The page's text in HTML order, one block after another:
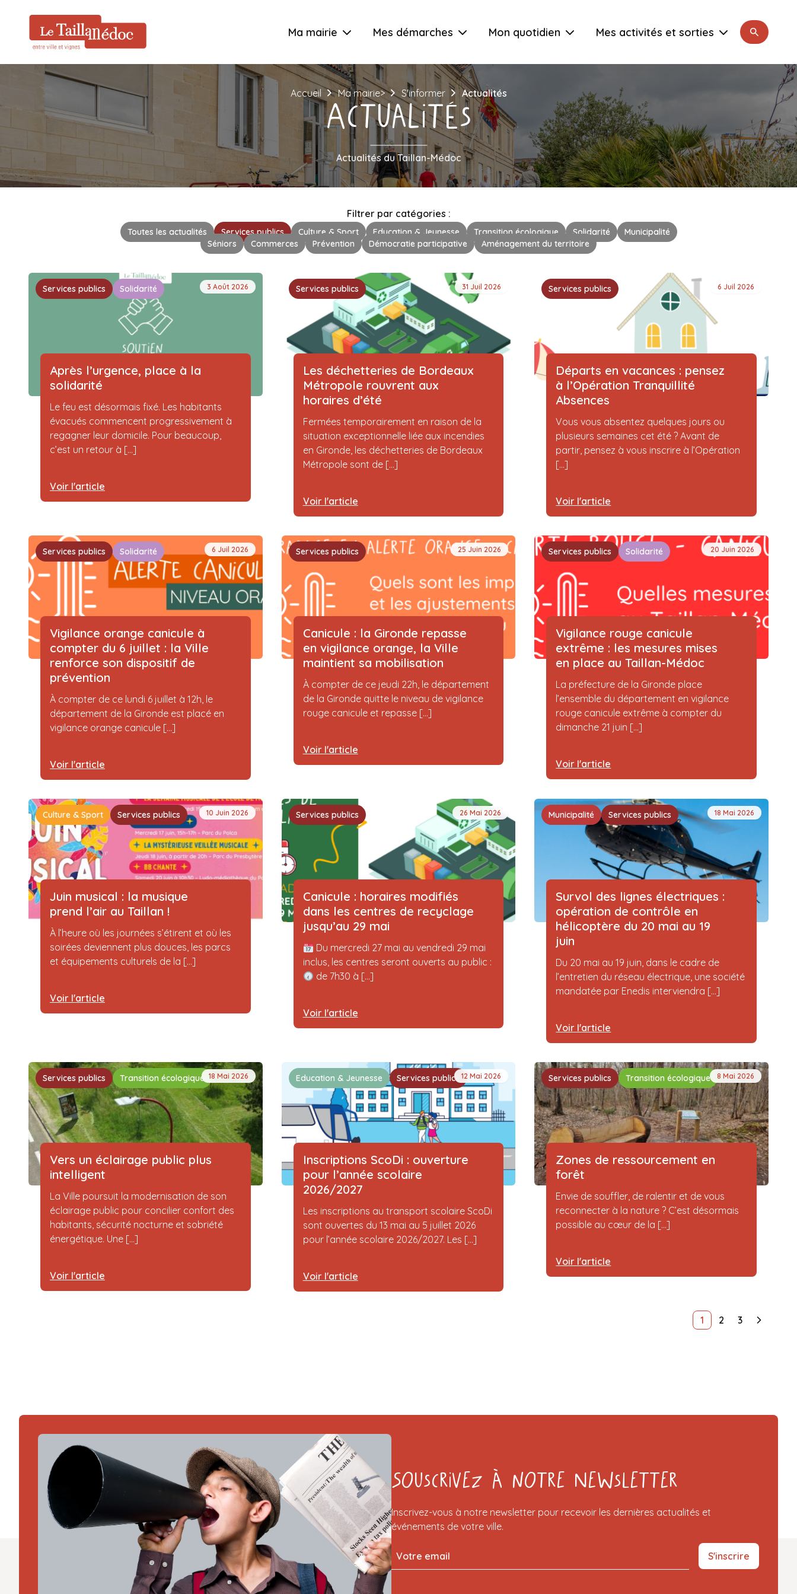
Ma mairie Mes démarches Mon quotidien Mes activités et sorties Rechercher
Accueil Ma mairie> S'informer Actualités
Actualités
Actualités du Taillan-Médoc
Filtrer par catégories :
Toutes les actualités Services publics Culture & Sport Education & Jeunesse Transition écologique Solidarité
Municipalité
Séniors
Commerces Prévention Démocratie participative Aménagement du territoire
Services publics Solidarité 3 Août 2026
Après l’urgence, place à la
solidarité
Le feu est désormais fixé. Les habitants
évacués commencent progressivement à
regagner leur domicile. Pour beaucoup,
c’est un retour à [...]
Voir l'article
Services publics 31 Juil 2026
Les déchetteries de Bordeaux
Métropole rouvrent aux
horaires d’été
Fermées temporairement en raison de la
situation exceptionnelle liée aux incendies
en Gironde, les déchetteries de Bordeaux
Métropole sont de [...]
Voir l'article
Services publics 6 Juil 2026
Départs en vacances : pensez
à l’Opération Tranquillité
Absences
Vous vous absentez quelques jours ou
plusieurs semaines cet été ? Avant de
partir, pensez à vous inscrire à l’Opération
[...]
Voir l'article
Services publics Solidarité 6 Juil 2026
Vigilance orange canicule à
compter du 6 juillet : la Ville
renforce son dispositif de
prévention
À compter de ce lundi 6 juillet à 12h, le
département de la Gironde est placé en
vigilance orange canicule [...]
Voir l'article
Services publics 25 Juin 2026
Canicule : la Gironde repasse
en vigilance orange, la Ville
maintient sa mobilisation
À compter de ce jeudi 22h, le département
de la Gironde quitte le niveau de vigilance
rouge canicule et repasse [...]
Voir l'article
Services publics Solidarité 20 Juin 2026
Vigilance rouge canicule
extrême : les mesures mises
en place au Taillan-Médoc
La préfecture de la Gironde place
l’ensemble du département en vigilance
rouge canicule extrême à compter du
dimanche 21 juin [...]
Voir l'article
Culture & Sport Services publics 10 Juin 2026
Juin musical : la musique
prend l’air au Taillan !
À l’heure où les journées s’étirent et où les
soirées deviennent plus douces, les parcs
et équipements culturels de la [...]
Voir l'article
Services publics 26 Mai 2026
Canicule : horaires modifiés
dans les centres de recyclage
jusqu’au 29 mai
Du mercredi 27 mai au vendredi 29 mai
inclus, les centres seront ouverts au public :
de 7h30 à [...]
Voir l'article
Municipalité Services publics 18 Mai 2026
Survol des lignes électriques :
opération de contrôle en
hélicoptère du 20 mai au 19
juin
Du 20 mai au 19 juin, dans le cadre de
l’entretien du réseau électrique, une société
mandatée par Enedis interviendra [...]
Voir l'article
Services publics Transition écologique 18 Mai 2026
Vers un éclairage public plus
intelligent
La Ville poursuit la modernisation de son
éclairage public pour concilier confort des
habitants, sécurité nocturne et sobriété
énergétique. Une [...]
Voir l'article
Education & Jeunesse Services publics 12 Mai 2026
Inscriptions ScoDi : ouverture
pour l’année scolaire
2026/2027
Les inscriptions au transport scolaire ScoDi
sont ouvertes du 13 mai au 5 juillet 2026
pour l’année scolaire 2026/2027. Les [...]
Voir l'article
Services publics Transition écologique 8 Mai 2026
Zones de ressourcement en
forêt
Envie de souffler, de ralentir et de vous
reconnecter à la nature ? C’est désormais
possible au cœur de la [...]
Voir l'article
1 2 3
Souscrivez à notre Newsletter
Inscrivez-vous à notre newsletter pour recevoir les dernières actualités et
événements de votre ville.
S'inscrire